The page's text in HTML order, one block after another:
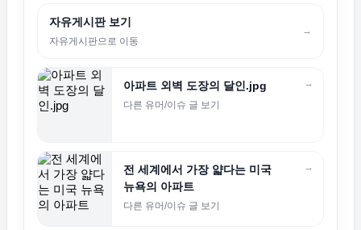
자유게시판 보기
자유게시판으로 이동
→
아파트 외벽 도장의 달인.jpg
다른 유머/이슈 글 보기
→
전 세계에서 가장 얇다는 미국
뉴욕의 아파트
다른 유머/이슈 글 보기
→